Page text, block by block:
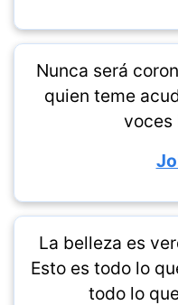
Nunca será
quien teme
voces
La belleza es
Esto es todo lo
todo lo